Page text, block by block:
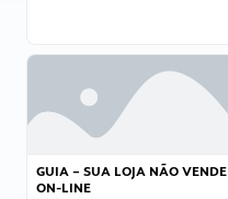
GUIA – SUA LOJA NÃO VENDE
ON-LINE